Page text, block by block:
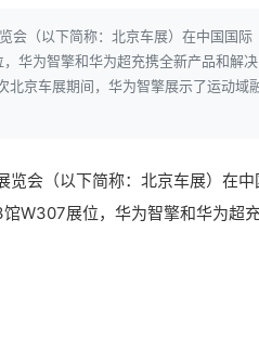
会（以下简称：北京车展）在中国国际
华为智擎和华为超充携全新产品和解决
北京车展期间，华为智擎展示了运动域
会（以下简称：北京车展）在中
W307展位，华为智擎和华为超